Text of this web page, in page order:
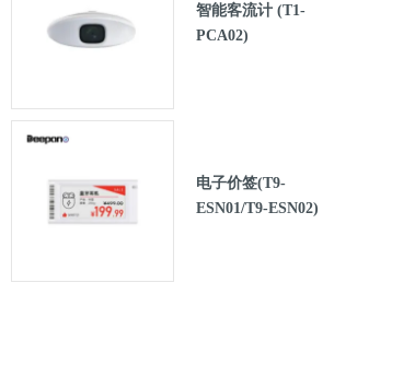
智能客流计 (T1-
PCA02)
电子价签(T9-
ESN01/T9-ESN02)